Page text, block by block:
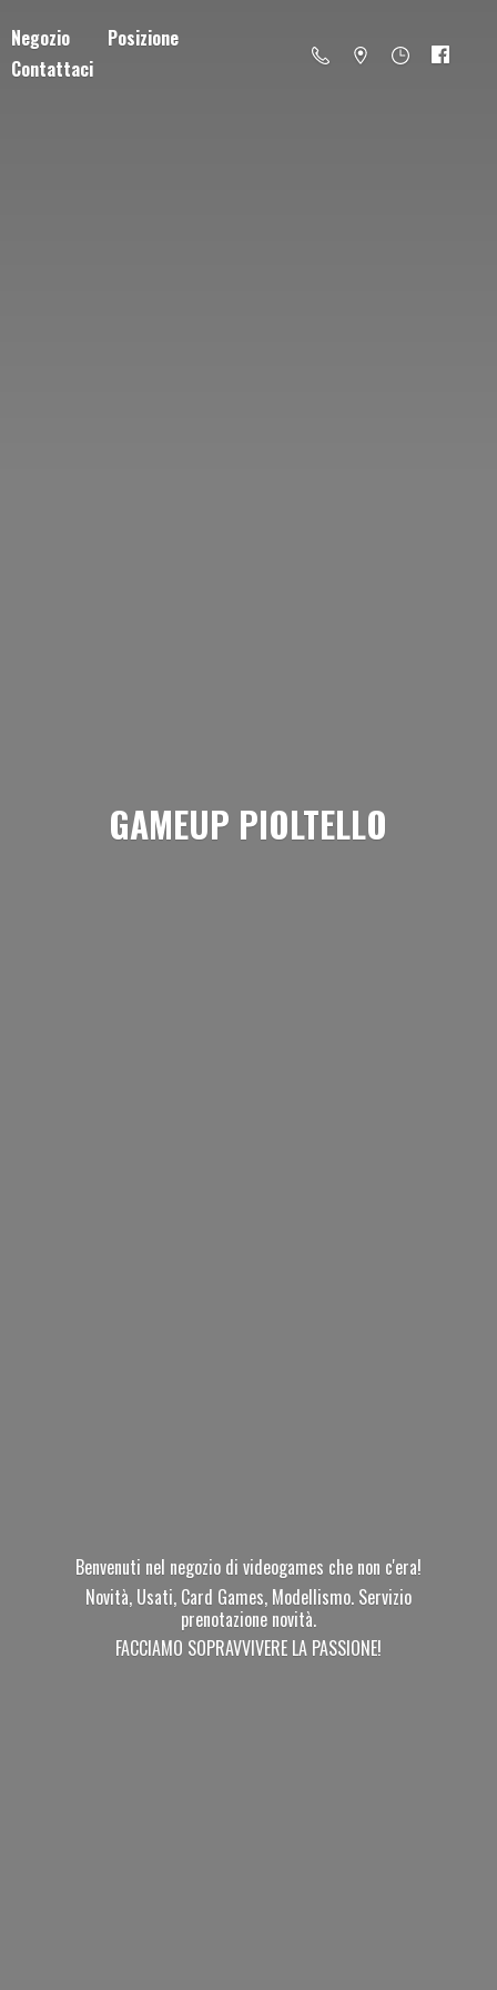
Negozio
Posizione
Contattaci
GAMEUP PIOLTELLO
Benvenuti nel negozio di videogames che non c'era!
Novità, Usati, Card Games, Modellismo. Servizio
prenotazione novità.
FACCIAMO SOPRAVVIVERE LA PASSIONE!